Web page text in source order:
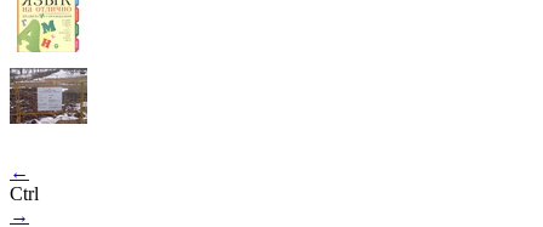
←
Ctrl
→